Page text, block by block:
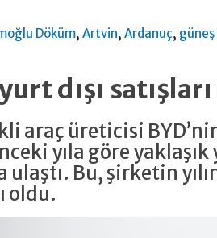
Döküm,Artvin,Ardanuç,
dışı
araç üreticisi
yıla göre
ulaştı. Bu, şirketin
oldu.